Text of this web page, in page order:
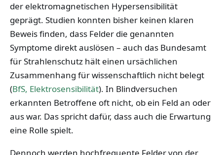
der elektromagnetischen Hypersensibilität
geprägt. Studien konnten bisher keinen klaren
Beweis finden, dass Felder die genannten
Symptome direkt auslösen – auch das Bundesamt
für Strahlenschutz hält einen ursächlichen
Zusammenhang für wissenschaftlich nicht belegt
(BfS, Elektrosensibilität). In Blindversuchen
erkannten Betroffene oft nicht, ob ein Feld an oder
aus war. Das spricht dafür, dass auch die Erwartung
eine Rolle spielt.
Dennoch werden hochfrequente Felder von der